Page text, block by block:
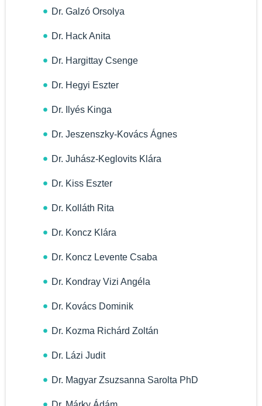
Dr. Galzó Orsolya
Dr. Hack Anita
Dr. Hargittay Csenge
Dr. Hegyi Eszter
Dr. Ilyés Kinga
Dr. Jeszenszky-Kovács Ágnes
Dr. Juhász-Keglovits Klára
Dr. Kiss Eszter
Dr. Kolláth Rita
Dr. Koncz Klára
Dr. Koncz Levente Csaba
Dr. Kondray Vizi Angéla
Dr. Kovács Dominik
Dr. Kozma Richárd Zoltán
Dr. Lázi Judit
Dr. Magyar Zsuzsanna Sarolta PhD